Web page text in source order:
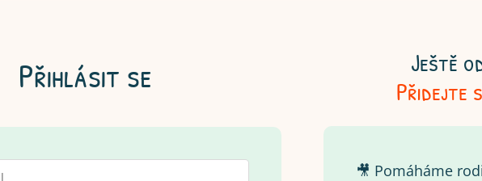
Přihlásit se
Ještě
Přidejte
🎥 Pomáháme